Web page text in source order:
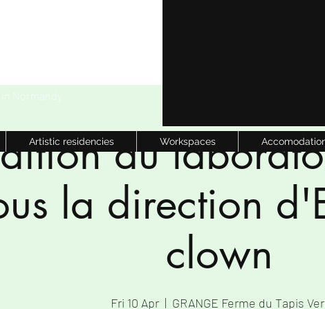
Normandy
Artistic residencies Workspaces
du
la direction
clown
Fri 10 Apr
  |
GRANGE Ferme du Tapis